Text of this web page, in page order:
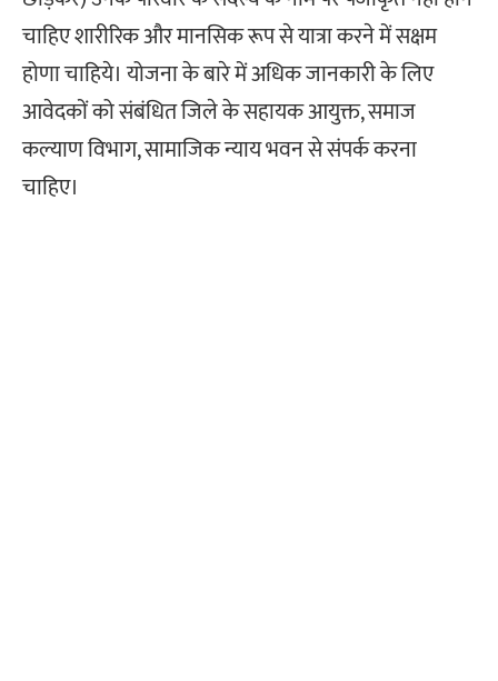
चाहिए शारीरिक और मानसिक रूप से यात्रा करने में सक्षम
होणा चाहिये। योजना के बारे में अधिक जानकारी के लिए
आवेदकों को संबंधित जिले के सहायक आयुक्त, समाज
कल्याण विभाग, सामाजिक न्याय भवन से संपर्क करना
चाहिए।